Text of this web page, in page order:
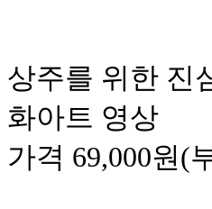
상주를 위한 진
화아트 영상
가격 69,000원(